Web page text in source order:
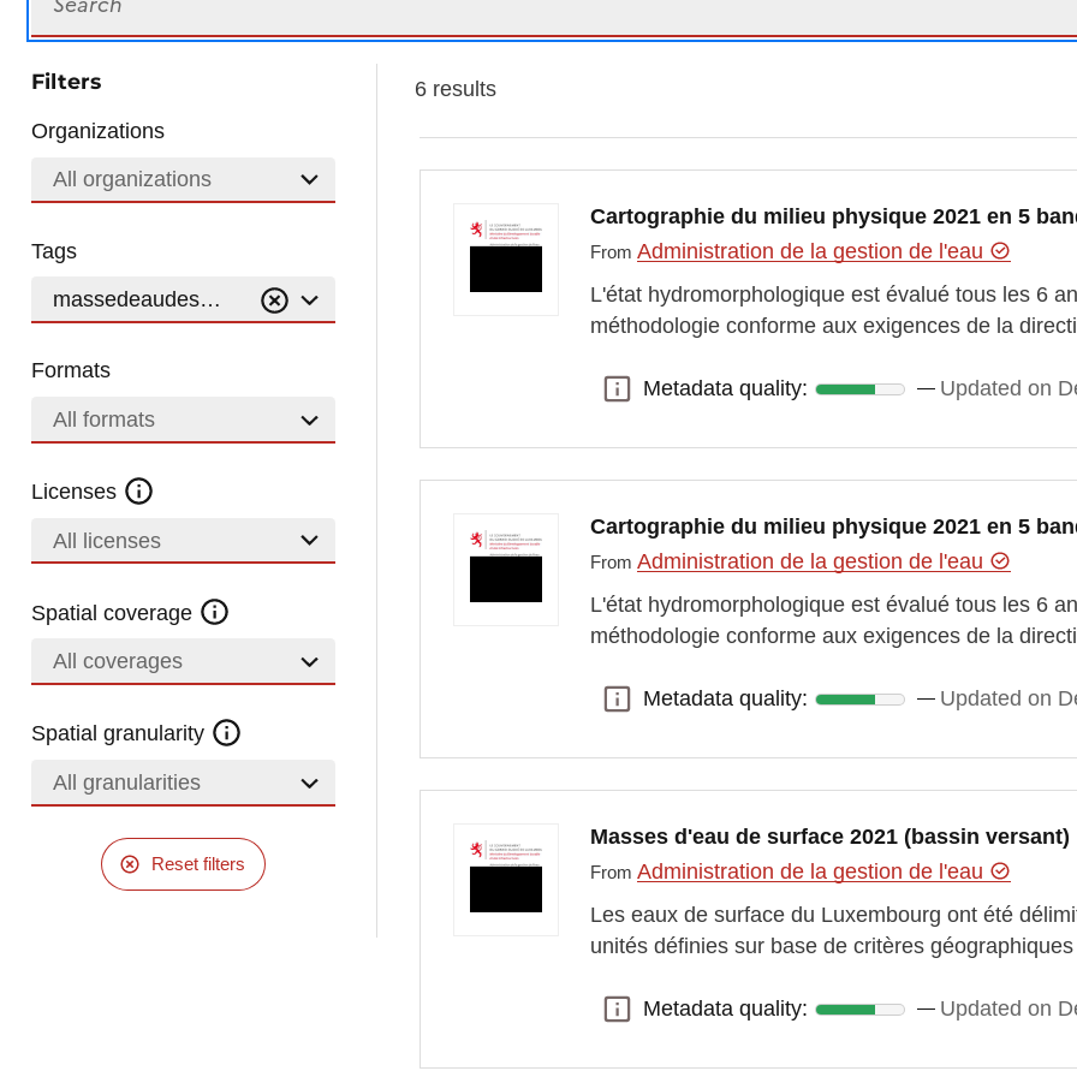
Filters
Organizations
All organizations
Tags
massedeaudesurface
Formats
All formats
Licenses
All licenses
Spatial coverage
All coverages
Spatial granularity
All granularities
Reset filters
6 results
Cartographie du milieu physique 2021 en 5
FromAdministration de la gestion de l'eau
L'état hydromorphologique est évalué tous les 6
méthodologie conforme aux exigences de la
Metadata quality:
Metadata quality: Updated on
Cartographie du milieu physique 2021 en 5
FromAdministration de la gestion de l'eau
L'état hydromorphologique est évalué tous les 6
méthodologie conforme aux exigences de la
Metadata quality:
Metadata quality: Updated on
Masses d'eau de surface 2021 (bassin versant)
FromAdministration de la gestion de l'eau
Les eaux de surface du Luxembourg ont été
unités définies sur base de critères
Metadata quality:
Metadata quality: Updated on